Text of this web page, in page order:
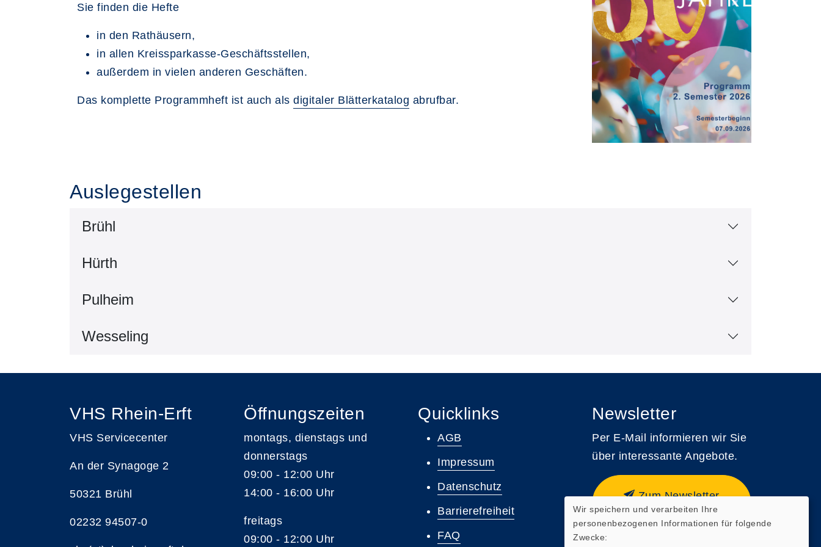
Sie finden die Hefte
in den Rathäusern,
in allen Kreissparkasse-Geschäftsstellen,
außerdem in vielen anderen Geschäften.
Das komplette Programmheft ist auch als digitaler Blätterkatalog abrufbar.
Auslegestellen
Brühl
Hürth
Pulheim
Wesseling
VHS Rhein-Erft
VHS Servicecenter
An der Synagoge 2
50321 Brühl
02232 94507-0
Öffnungszeiten
montags, dienstags und
donnerstags
09:00 - 12:00 Uhr
14:00 - 16:00 Uhr
freitags
09:00 - 12:00 Uhr
Quicklinks
AGB
Impressum
Datenschutz
Barrierefreiheit
FAQ
Newsletter
Per E-Mail informieren wir Sie
über interessante Angebote.
Zum Newsletter
anmelden
Wir speichern und verarbeiten Ihre
personenbezogenen Informationen für folgende
Zwecke: